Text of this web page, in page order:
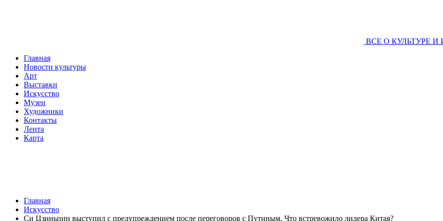
ВСЕ О КУЛЬТУРЕ И
Главная
Новости культуры
Арт
Выставки
Искусство
Музеи
Художники
Контакты
Лента
Карта
Главная
Искусство
Си Цзиньпин выступил с предупреждением после переговоров с Путиным. Что встревожило лидера Китая?